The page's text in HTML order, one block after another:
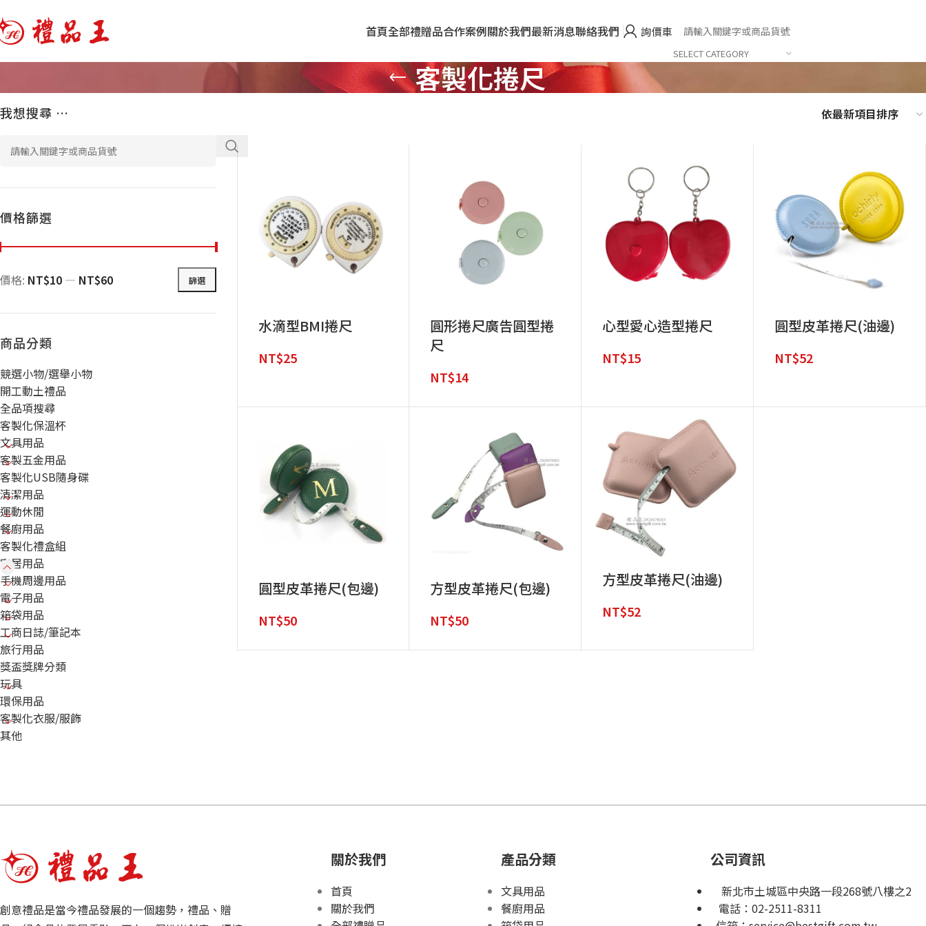
首頁全部禮贈品合作案例關於我們最新消息聯絡我們 詢價車
SELECT CATEGORY
客製化捲尺
我想搜尋 …
價格篩選
篩選
價格: NT$10 — NT$60
商品分類
競選小物/選舉小物
開工動土禮品
全品項搜尋
客製化保溫杯
文具用品
客製五金用品
客製化USB隨身碟
清潔用品
運動休閒
餐廚用品
客製化禮盒組
家居用品
手機周邊用品
電子用品
箱袋用品
工商日誌/筆記本
旅行用品
獎盃獎牌分類
玩具
環保用品
客製化衣服/服飾
其他
水滴型BMI捲尺
NT$25
圓形捲尺廣告圓型捲
尺
NT$14
心型愛心造型捲尺
NT$15
圓型皮革捲尺(油邊)
NT$52
圓型皮革捲尺(包邊)
NT$50
方型皮革捲尺(包邊)
NT$50
方型皮革捲尺(油邊)
NT$52
創意禮品是當今禮品發展的一個趨勢，禮品、贈
關於我們
首頁
關於我們
產品分類
文具用品
餐廚用品
公司資訊
新北市土城區中央路一段268號八樓之2
電話： 02-2511-8311